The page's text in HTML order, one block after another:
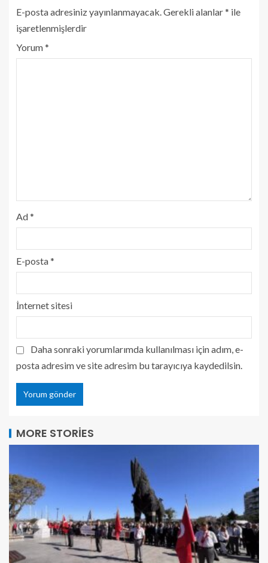
E-posta adresiniz yayınlanmayacak. Gerekli alanlar* ile
işaretlenmişlerdir
Yorum*
Ad*
E-posta*
İnternet sitesi
Daha sonraki yorumlarımda kullanılması için adım, e-
posta adresim ve site adresim bu tarayıcıya kaydedilsin.
MORE STORIES